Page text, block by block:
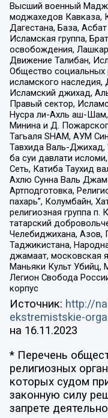
Высший военный
моджахедов Кавказа,
Дагестана, База,
Исламская группа,
освобождения,
Движение Талибан,
Общество
исламского
Исламский джихад,
Правый сектор,
Нусра ли-Ахль аш-
Минина и Д.
Тагьаля SHAM, АУМ
Тавхида Валь-
ба суи давлати
Сеть, Катиба Таухид
Ахлю Сунна Валь
Артподготовка,
пахарь”, Колумбайн,
религиозная группа п.
татарский
Челебиджихана, Азов,
Таджикистана,
джамаат, московская
Маньяки Культ Убийц,
Легион Свобода
корпус
Источник: http://
ekstremistskie-
на 16.11.2023
* Перечень
религиозных
которых судом
законную силу
запрете